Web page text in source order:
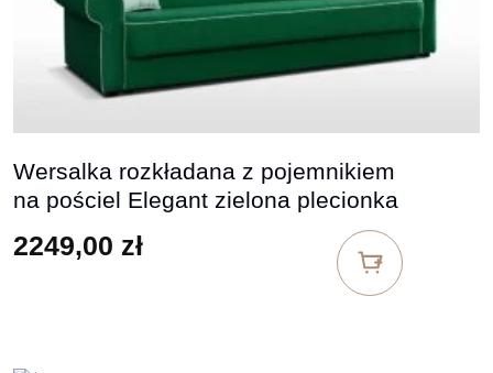
Wersalka rozkładana z pojemnikiem
na pościel Elegant zielona plecionka
2249,00 zł